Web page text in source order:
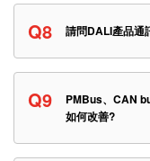
Q8 請問DALI產品通
Q9
PMBus、CAN
如何改善?